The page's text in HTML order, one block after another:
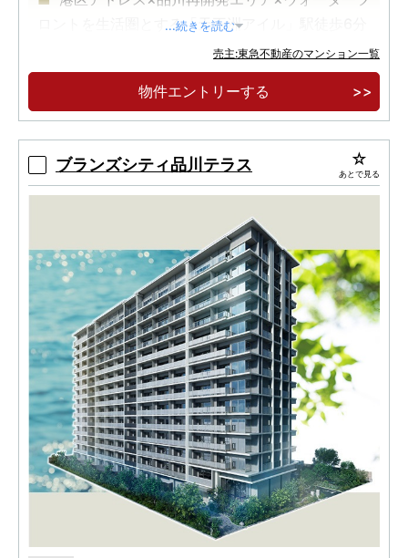
ロントを生活圏とする「天王洲アイル」駅徒歩6分
...続きを読む
売主:東急不動産のマンション一覧
物件エントリーする
ブランズシティ品川テラス あとで見る